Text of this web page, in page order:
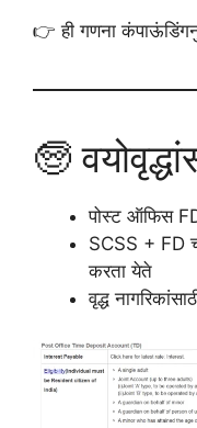
👉 ही गणना
🧓
पोस्ट ऑफिस
SCSS + FD
करता येते
वृद्ध